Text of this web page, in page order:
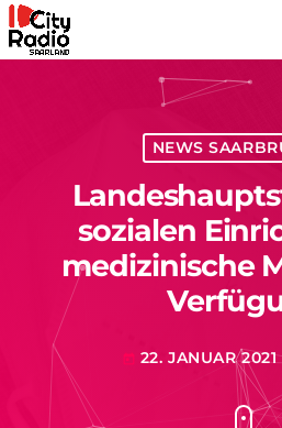
NEWS
sozialen
medizinische
today 22. JANUAR 2021